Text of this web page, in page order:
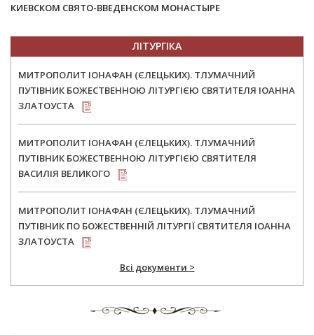
КИЕВСКОМ СВЯТО-ВВЕДЕНСКОМ МОНАСТЫРЕ
ЛІТУРГІКА
МИТРОПОЛИТ ІОНАФАН (ЄЛЕЦЬКИХ). ТЛУМАЧНИЙ
ПУТІВНИК БОЖЕСТВЕННОЮ ЛІТУРГІЄЮ СВЯТИТЕЛЯ ІОАННА
ЗЛАТОУСТА
МИТРОПОЛИТ ІОНАФАН (ЄЛЕЦЬКИХ). ТЛУМАЧНИЙ
ПУТІВНИК БОЖЕСТВЕННОЮ ЛІТУРГІЄЮ СВЯТИТЕЛЯ
ВАСИЛІЯ ВЕЛИКОГО
МИТРОПОЛИТ ІОНАФАН (ЄЛЕЦЬКИХ). ТЛУМАЧНИЙ
ПУТІВНИК ПО БОЖЕСТВЕННІЙ ЛІТУРГІЇ СВЯТИТЕЛЯ ІОАННА
ЗЛАТОУСТА
Всі документи >